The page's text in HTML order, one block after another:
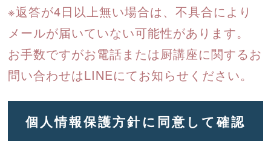
※返答が4日以上無い場合は、不具合により
メールが届いていない可能性があります。
お手数ですがお電話または厨講座に関するお
問い合わせはLINEにてお知らせください。